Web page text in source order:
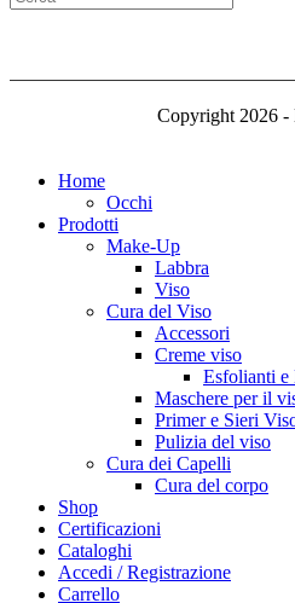
Copyright 2026 -
Home
Occhi
Prodotti
Make-Up
Labbra
Viso
Cura del Viso
Accessori
Creme viso
Esfolianti e
Maschere per il
Primer e Sieri
Pulizia del viso
Cura dei Capelli
Cura del corpo
Shop
Certificazioni
Cataloghi
Accedi / Registrazione
Carrello